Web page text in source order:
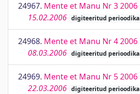
24967. Mente et Manu Nr 3 2006
15.02.2006 digiteeritud perioodika
24968. Mente et Manu Nr 4 2006
08.03.2006 digiteeritud perioodika
24969. Mente et Manu Nr 5 2006
22.03.2006 digiteeritud perioodika